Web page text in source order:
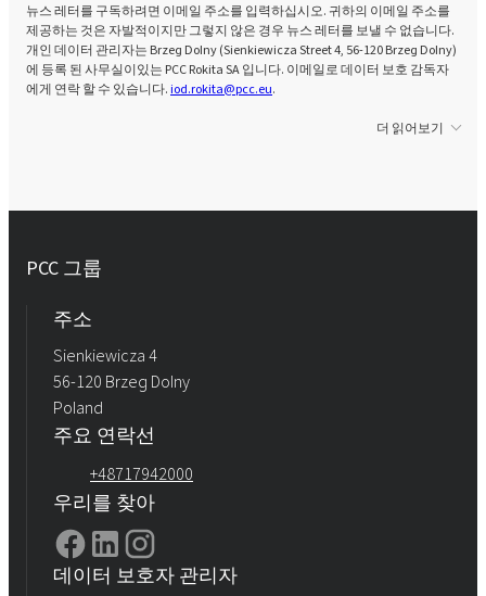
뉴스 레터를 구독하려면 이메일 주소를 입력하십시오. 귀하의 이메일 주소를
제공하는 것은 자발적이지만 그렇지 않은 경우 뉴스 레터를 보낼 수 없습니다.
개인 데이터 관리자는 Brzeg Dolny (Sienkiewicza Street 4, 56-120 Brzeg Dolny)
에 등록 된 사무실이있는 PCC Rokita SA 입니다. 이메일로 데이터 보호 감독자
에게 연락 할 수 있습니다.iod.rokita@pcc.eu.
더 읽어보기
PCC 그룹
주소
Sienkiewicza 4
56-120 Brzeg Dolny
Poland
주요 연락선
+48717942000
우리를 찾아
데이터 보호자 관리자